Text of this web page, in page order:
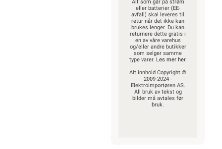
Alt som går på strøm
eller batterier (EE-
avfall) skal leveres til
retur når det ikke kan
brukes lenger. Du kan
returnere dette gratis i
en av våre varehus
og/eller andre butikker
som selger samme
type varer. Les mer her.
Alt innhold Copyright ©
2009-2024 -
Elektroimportøren AS.
All bruk av tekst og
bilder må avtales før
bruk.